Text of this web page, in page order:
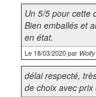
Un 5/5 pour cette
Bien emballés et
en état.
Le 18/03/2020 par Wolfy
délai respecté,
de choix avec